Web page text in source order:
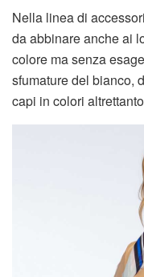
Nella linea di
da abbinare anche ai
colore ma senza
sfumature del bianco,
capi in colori